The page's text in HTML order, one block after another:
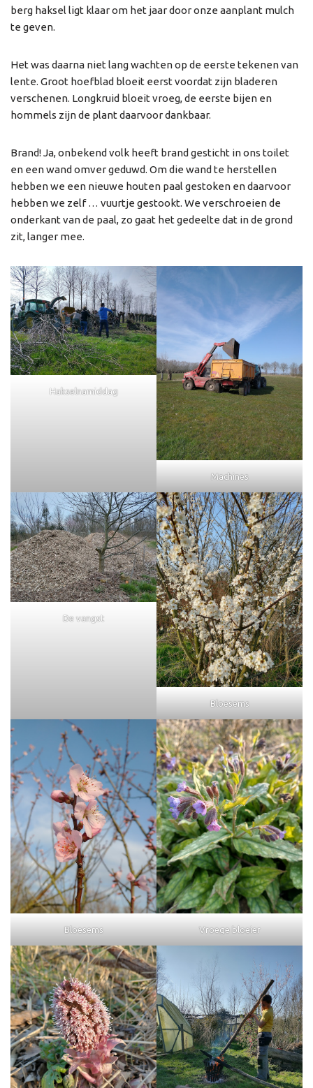
berg haksel ligt klaar om het jaar door onze aanplant mulch
te geven.
Het was daarna niet lang wachten op de eerste tekenen van
lente. Groot hoefblad bloeit eerst voordat zijn bladeren
verschenen. Longkruid bloeit vroeg, de eerste bijen en
hommels zijn de plant daarvoor dankbaar.
Brand! Ja, onbekend volk heeft brand gesticht in ons toilet
en een wand omver geduwd. Om die wand te herstellen
hebben we een nieuwe houten paal gestoken en daarvoor
hebben we zelf … vuurtje gestookt. We verschroeien de
onderkant van de paal, zo gaat het gedeelte dat in de grond
zit, langer mee.
Hakselnamiddag
Machines
De vangst
Bloesems
Bloesems Vroege bloeier